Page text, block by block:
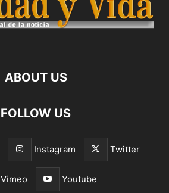
ABOUT US
FOLLOW US
Instagram Twitter
Vimeo Youtube